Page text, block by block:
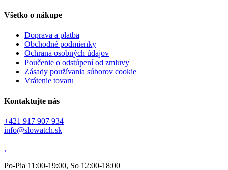
Všetko o nákupe
Doprava a platba
Obchodné podmienky
Ochrana osobných údajov
Poučenie o odstúpení od zmluvy
Zásady používania súborov cookie
Vrátenie tovaru
Kontaktujte nás
+421 917 907 934
info@slowatch.sk
,
Po-Pia 11:00-19:00, So 12:00-18:00